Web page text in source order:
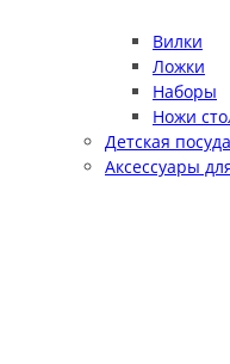
Вилки
Ложки
Наборы
Ножи
Детская посуда
Аксессуары